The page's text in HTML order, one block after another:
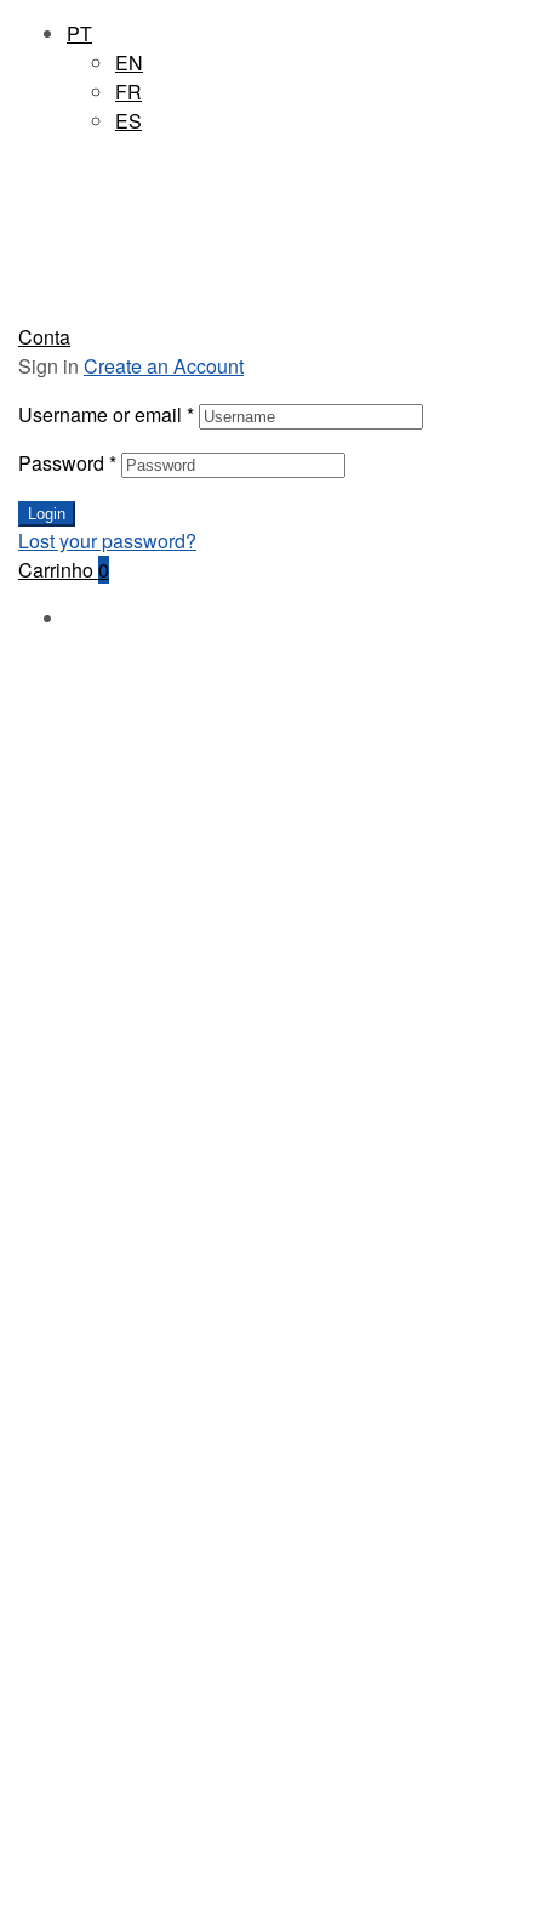
PT
EN
FR
ES
Conta
Sign in Create an Account
Username or email *
Password *
Login
Lost your password?
Carrinho0